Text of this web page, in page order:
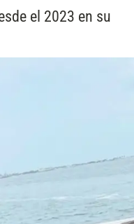
el 2023 en su